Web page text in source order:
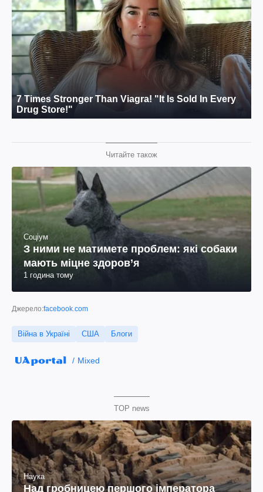
Читайте також
Соціум
З ними не матимете проблем: які собаки
мають міцне здоров’я
1 година тому
Джерело:facebook.com
Війна в Україні США Блоги
Mixed
TOP news
Наука
Над гробницею першого імператора